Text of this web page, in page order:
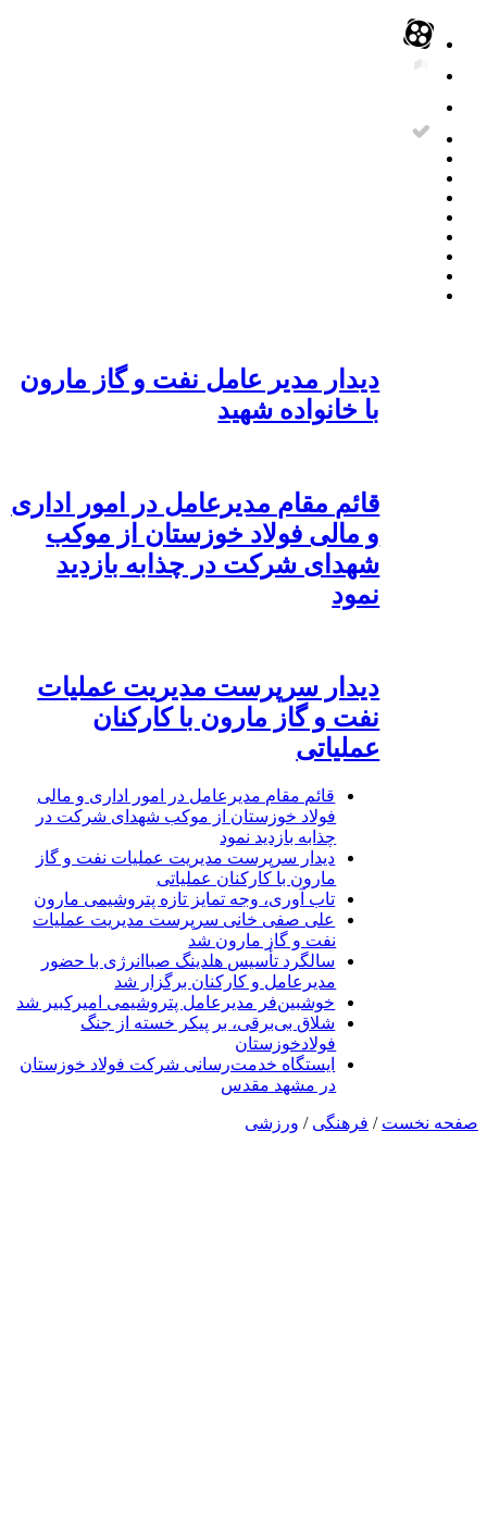
دیدار مدیر عامل نفت و گاز مارون
با خانواده شهید
قائم مقام مدیرعامل در امور اداری
و مالی فولاد خوزستان از موکب
شهدای شرکت در چذابه بازدید
نمود
دیدار سرپرست مدیریت عملیات
نفت و گاز مارون با کارکنان
عملیاتی
قائم مقام مدیرعامل در امور اداری و مالی
فولاد خوزستان از موکب شهدای شرکت در
چذابه بازدید نمود
دیدار سرپرست مدیریت عملیات نفت و گاز
مارون با کارکنان عملیاتی
تاب آوری، وجه تمایز تازه پتروشیمی مارون
علی صفی خانی سرپرست مدیریت عملیات
نفت و گاز مارون شد
سالگرد تأسیس هلدینگ صباانرژی با حضور
مدیرعامل و کارکنان برگزار شد
خوشبین‌فر مدیرعامل پتروشیمی امیرکبیر شد
شلاق‌ بی‌برقی، بر پیکر خسته‌ از جنگ
فولادخوزستان
ایستگاه خدمت‌رسانی شرکت فولاد خوزستان
در مشهد مقدس
صفحه نخست / فرهنگی / ورزشی